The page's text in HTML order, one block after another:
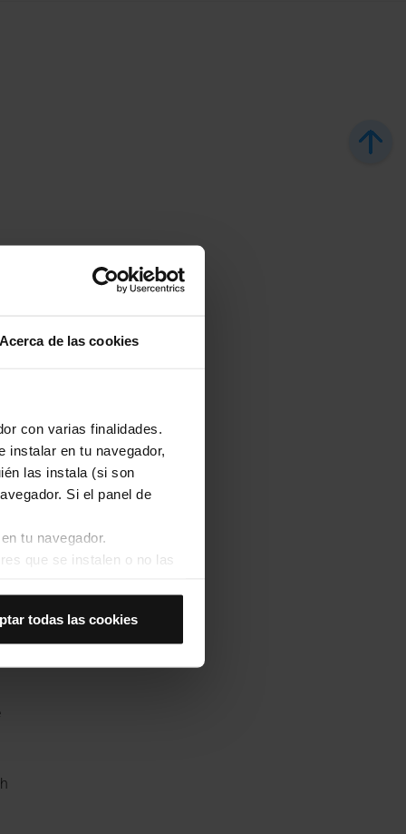
de las cookies
con varias finalidades.
instalar en tu navegador,
las instala (si son
Si el panel de
tu navegador.
que se instalen o no las
cookies de
tu experiencia de
todas las cookies